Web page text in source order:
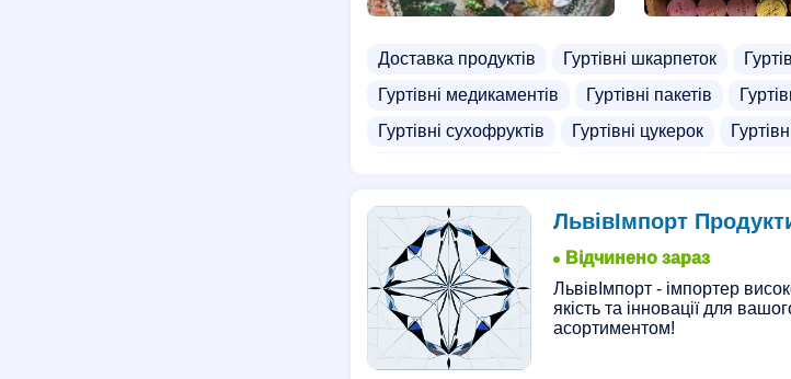
Доставка продуктів Гуртівні шкарпеток
Гуртівні медикаментів
Гуртівні пакетів
Гуртівні сухофруктів
Гуртівні цукерок
ЛьвівІмпорт
Відчинено зараз
ЛьвівІмпорт - імпортер
якість та інновації для
асортиментом!